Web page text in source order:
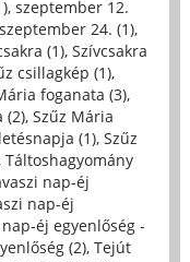
, szeptember 12.
szeptember 24. (1),
(1), Szívcsakra
csillagkép (1),
foganata (3),
(2), Szűz Mária
(1), Szűz
Táltoshagyomány
nap-éj
nap-éj
éj egyenlőség -
(2), Tejút